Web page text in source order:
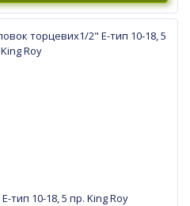
тип 10-18, 5 пр. King Roy